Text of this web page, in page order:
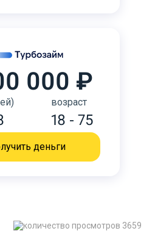
000 ₽
возраст
18 - 75
деньги
3659